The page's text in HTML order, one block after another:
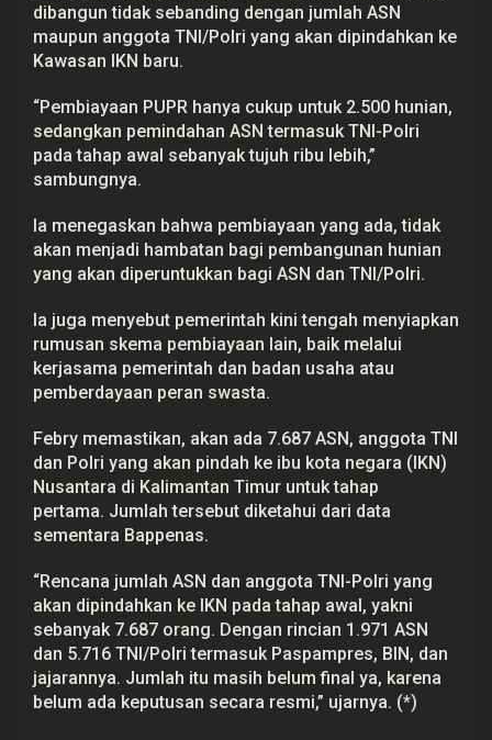
dibangun tidak sebanding dengan jumlah ASN
maupun anggota TNI/Polri yang akan dipindahkan ke
Kawasan IKN baru.
“Pembiayaan PUPR hanya cukup untuk 2.500 hunian,
sedangkan pemindahan ASN termasuk TNI-Polri
pada tahap awal sebanyak tujuh ribu lebih,”
sambungnya.
Ia menegaskan bahwa pembiayaan yang ada, tidak
akan menjadi hambatan bagi pembangunan hunian
yang akan diperuntukkan bagi ASN dan TNI/Polri.
Ia juga menyebut pemerintah kini tengah menyiapkan
rumusan skema pembiayaan lain, baik melalui
kerjasama pemerintah dan badan usaha atau
pemberdayaan peran swasta.
Febry memastikan, akan ada 7.687 ASN, anggota TNI
dan Polri yang akan pindah ke ibu kota negara (IKN)
Nusantara di Kalimantan Timur untuk tahap
pertama. Jumlah tersebut diketahui dari data
sementara Bappenas.
“Rencana jumlah ASN dan anggota TNI-Polri yang
akan dipindahkan ke IKN pada tahap awal, yakni
sebanyak 7.687 orang. Dengan rincian 1.971 ASN
dan 5.716 TNI/Polri termasuk Paspampres, BIN, dan
jajarannya. Jumlah itu masih belum final ya, karena
belum ada keputusan secara resmi,” ujarnya. (*)